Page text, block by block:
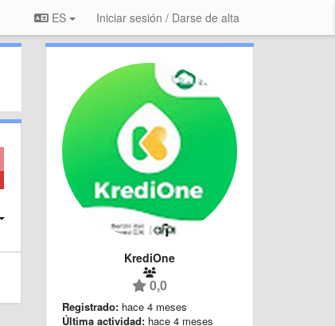
ES Iniciar sesión / Darse de alta
KrediOne
0,0
Registrado: hace 4 meses
Última actividad: hace 4 meses